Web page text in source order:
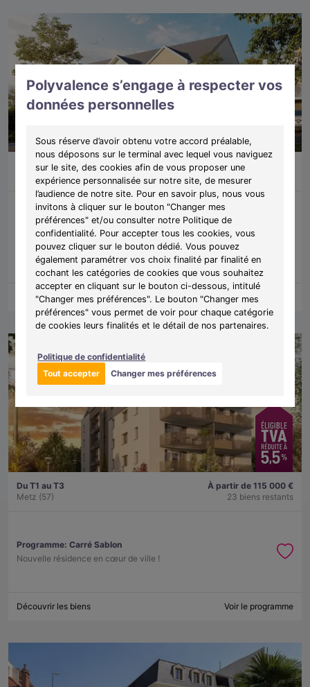
Polyvalence s’engage à respecter vos
données personnelles
Sous réserve d’avoir obtenu votre accord préalable,
nous déposons sur le terminal avec lequel vous naviguez
sur le site, des cookies afin de vous proposer une
expérience personnalisée sur notre site, de mesurer
l’audience de notre site. Pour en savoir plus, nous vous
invitons à cliquer sur le bouton "Changer mes
préférences" et/ou consulter notre Politique de
confidentialité. Pour accepter tous les cookies, vous
pouvez cliquer sur le bouton dédié. Vous pouvez
également paramétrer vos choix finalité par finalité en
cochant les catégories de cookies que vous souhaitez
accepter en cliquant sur le bouton ci-dessous, intitulé
"Changer mes préférences". Le bouton "Changer mes
préférences" vous permet de voir pour chaque catégorie
de cookies leurs finalités et le détail de nos partenaires.
Politique de confidentialité
Tout accepter
Changer mes préférences
Luisant (28)
À partir de 125 000 €
13 biens restants
Programme: L'Aparté
Découvrez L’Aparté, des appartements lumineux et fonctionnels
pensés pour les jeunes actifs.
Découvrir les biens Voir le programme
Du T1 au T3
Metz (57)
À partir de 115 000 €
23 biens restants
Programme: Carré Sablon
Nouvelle résidence en cœur de ville !
Découvrir les biens Voir le programme